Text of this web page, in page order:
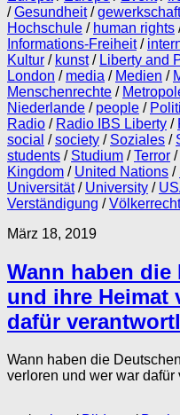
/Gesundheit/gewerkschaft
Hochschule / human rights
Informations-Freiheit/
Kultur / kunst/ Liberty and
London / media / Medien /
Menschenrechte /
Niederlande / people /
Radio / Radio IBS Liberty /
social /society / Soziales /
students / Studium /Terror /
Kingdom / United Nations /
Universität/ University /
Verständigung /Völkerrecht
März 18, 2019
Wann haben
und ihre Heimat
dafür
Wann haben die
verloren und wer war dafür